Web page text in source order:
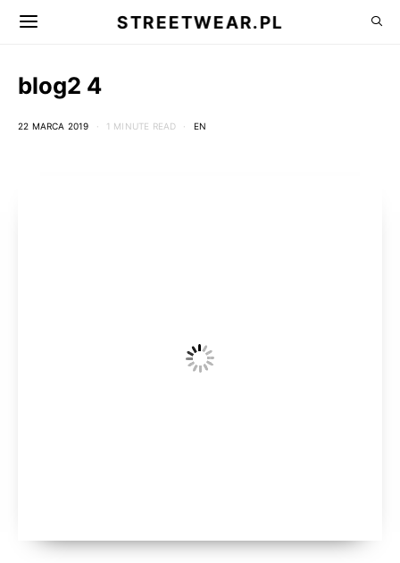
STREETWEAR.PL
blog2 4
22 MARCA 2019 1 MINUTE READ EN